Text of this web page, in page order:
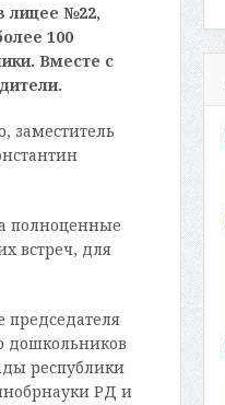
лицее №22,
100
Вместе с
заместитель
полноценные
встреч, для
дошкольников
республики
РД и